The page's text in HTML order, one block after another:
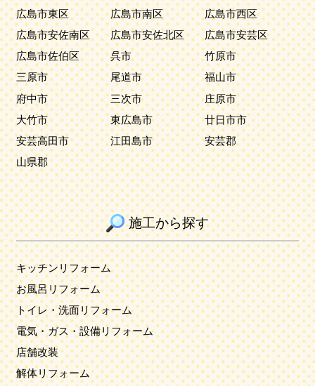
広島市東区
広島市南区
広島市西区
広島市安佐南区
広島市安佐北区
広島市安芸区
広島市佐伯区
呉市
竹原市
三原市
尾道市
福山市
府中市
三次市
庄原市
大竹市
東広島市
廿日市市
安芸高田市
江田島市
安芸郡
山県郡
施工から探す
キッチンリフォーム
お風呂リフォーム
トイレ・洗面リフォーム
電気・ガス・設備リフォーム
店舗改装
解体リフォーム